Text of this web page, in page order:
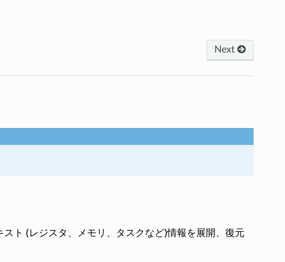
Next
ト (レジスタ、メモリ、タスクなど)情報を展開、復元